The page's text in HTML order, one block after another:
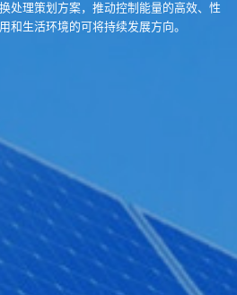
处理策划方案，推动控制能量的高效、性
和生活环境的可将持续发展方向。